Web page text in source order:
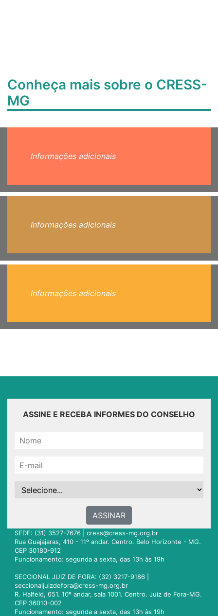
Conheça mais sobre o CRESS-
MG
Informações adicionais
Informações adicionais
Informações adicionais
ASSINE E RECEBA INFORMES DO CONSELHO
ASSINAR
SEDE: (31) 3527-7676 | cress@cress-mg.org.br
Rua Guajajaras, 410 - 11º andar. Centro. Belo Horizonte - MG.
CEP 30180-912
Funcionamento: segunda a sexta, das 13h às 19h
SECCIONAL JUIZ DE FORA: (32) 3217-9186 |
seccionaljuizdefora@cress-mg.org.br
R. Halfeld, 651. 10º andar, sala 1001. Centro. Juiz de Fora-MG.
CEP 36010-002
Funcionamento: segunda a sexta, das 13h às 19h